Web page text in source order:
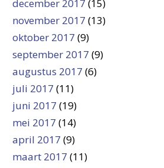
december 2017 (15)
november 2017 (13)
oktober 2017 (9)
september 2017 (9)
augustus 2017 (6)
juli 2017 (11)
juni 2017 (19)
mei 2017 (14)
april 2017 (9)
maart 2017 (11)